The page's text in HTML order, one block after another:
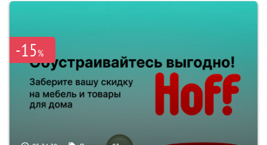
-15%